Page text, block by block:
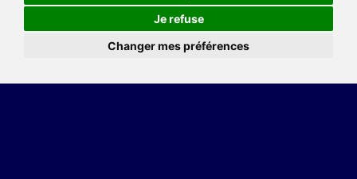
Je refuse
Changer mes préférences